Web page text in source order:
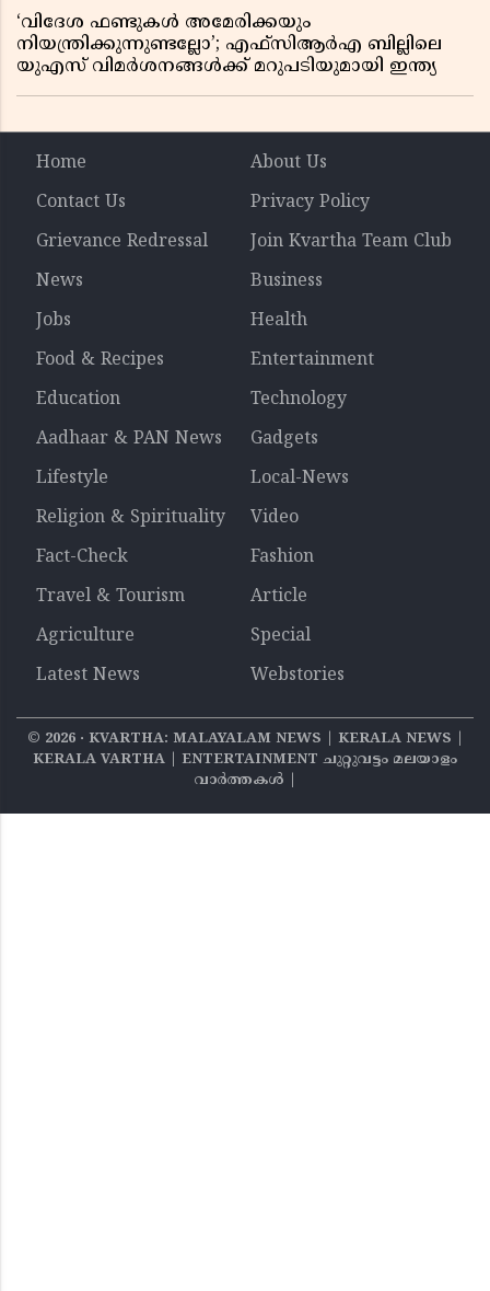
‘വിദേശ ഫണ്ടുകൾ അമേരിക്കയും
നിയന്ത്രിക്കുന്നുണ്ടല്ലോ’; എഫ്സിആർഎ ബില്ലിലെ
യുഎസ് വിമർശനങ്ങൾക്ക് മറുപടിയുമായി ഇന്ത്യ
Home
About Us
Contact Us
Privacy Policy
Grievance Redressal
Join Kvartha Team Club
News
Business
Jobs
Health
Food & Recipes
Entertainment
Education
Technology
Aadhaar & PAN News
Gadgets
Lifestyle
Local-News
Religion & Spirituality
Video
Fact-Check
Fashion
Travel & Tourism
Article
Agriculture
Special
Latest News
Webstories
© 2026‧ KVARTHA: MALAYALAM NEWS | KERALA NEWS |
KERALA VARTHA | ENTERTAINMENT ചുറ്റുവട്ടം മലയാളം
വാര്‍ത്തകൾ |